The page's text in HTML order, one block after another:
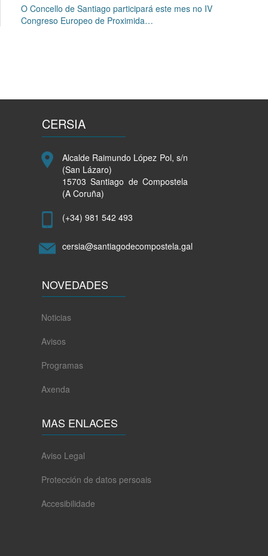
O Concello de Santiago participará este mes no IV
Congreso Europeo de Proximida…
CERSIA
Alcalde Raimundo López Pol, s/n
(San Lázaro)
15703 Santiago de Compostela
(A Coruña)
(+34) 981 542 493
cersia@santiagodecompostela.gal
NOVEDADES
Noticias
Avisos
Programas
Axenda
MAS ENLACES
Aviso Legal
Protección de datos persoais
Accesibilidade